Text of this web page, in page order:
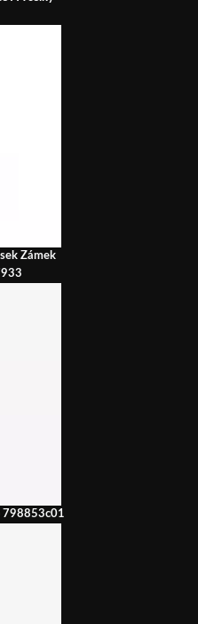
Zámek
798853c01